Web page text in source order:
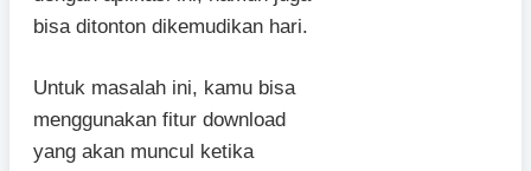
bisa ditonton dikemudikan hari.
Untuk masalah ini, kamu bisa
menggunakan fitur download
yang akan muncul ketika